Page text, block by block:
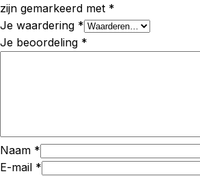
zijn gemarkeerd met *
Je waardering *
Je beoordeling *
Naam *
E-mail *